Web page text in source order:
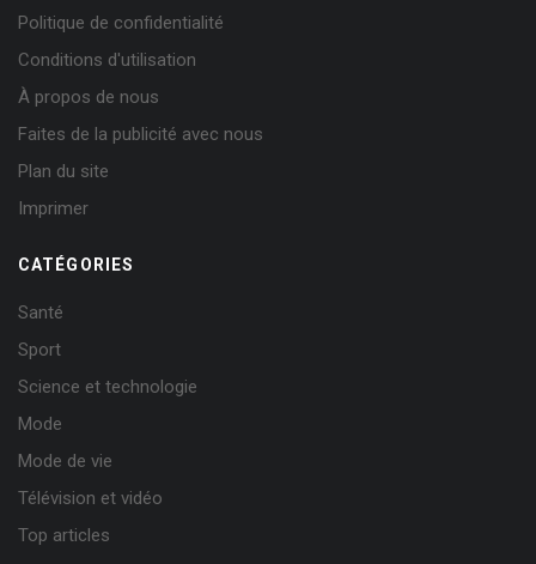
Politique de confidentialité
Conditions d'utilisation
À propos de nous
Faites de la publicité avec nous
Plan du site
Imprimer
CATÉGORIES
Santé
Sport
Science et technologie
Mode
Mode de vie
Télévision et vidéo
Top articles